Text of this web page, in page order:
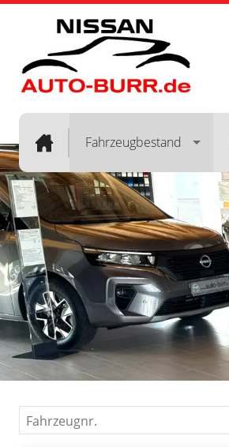
Fahrzeugbestand
Fahrzeugnr.